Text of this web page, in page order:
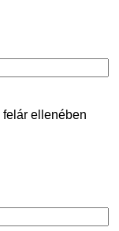
felár ellenében